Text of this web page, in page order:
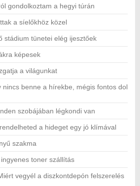
gondolkoztam a hegyi túrán
a síelőkhöz közel
stádium tünetei elég ijesztőek
képesek
a világunkat
nincs benne a hírekbe, mégis fontos dol
szobájában légkondi van
a hideget egy jó klímával
szakma
toner szállítás
vegyél a diszkontdepón felszerelés